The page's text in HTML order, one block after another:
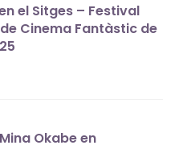
el Sitges – Festival
Cinema Fantàstic de
Okabe en